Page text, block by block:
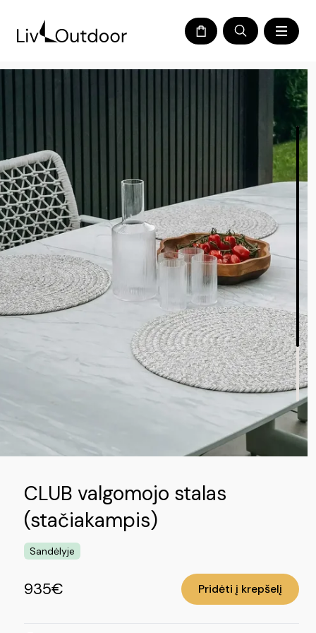
CLUB valgomojo stalas
(stačiakampis)
Sandėlyje
935€ Pridėti į krepšelį